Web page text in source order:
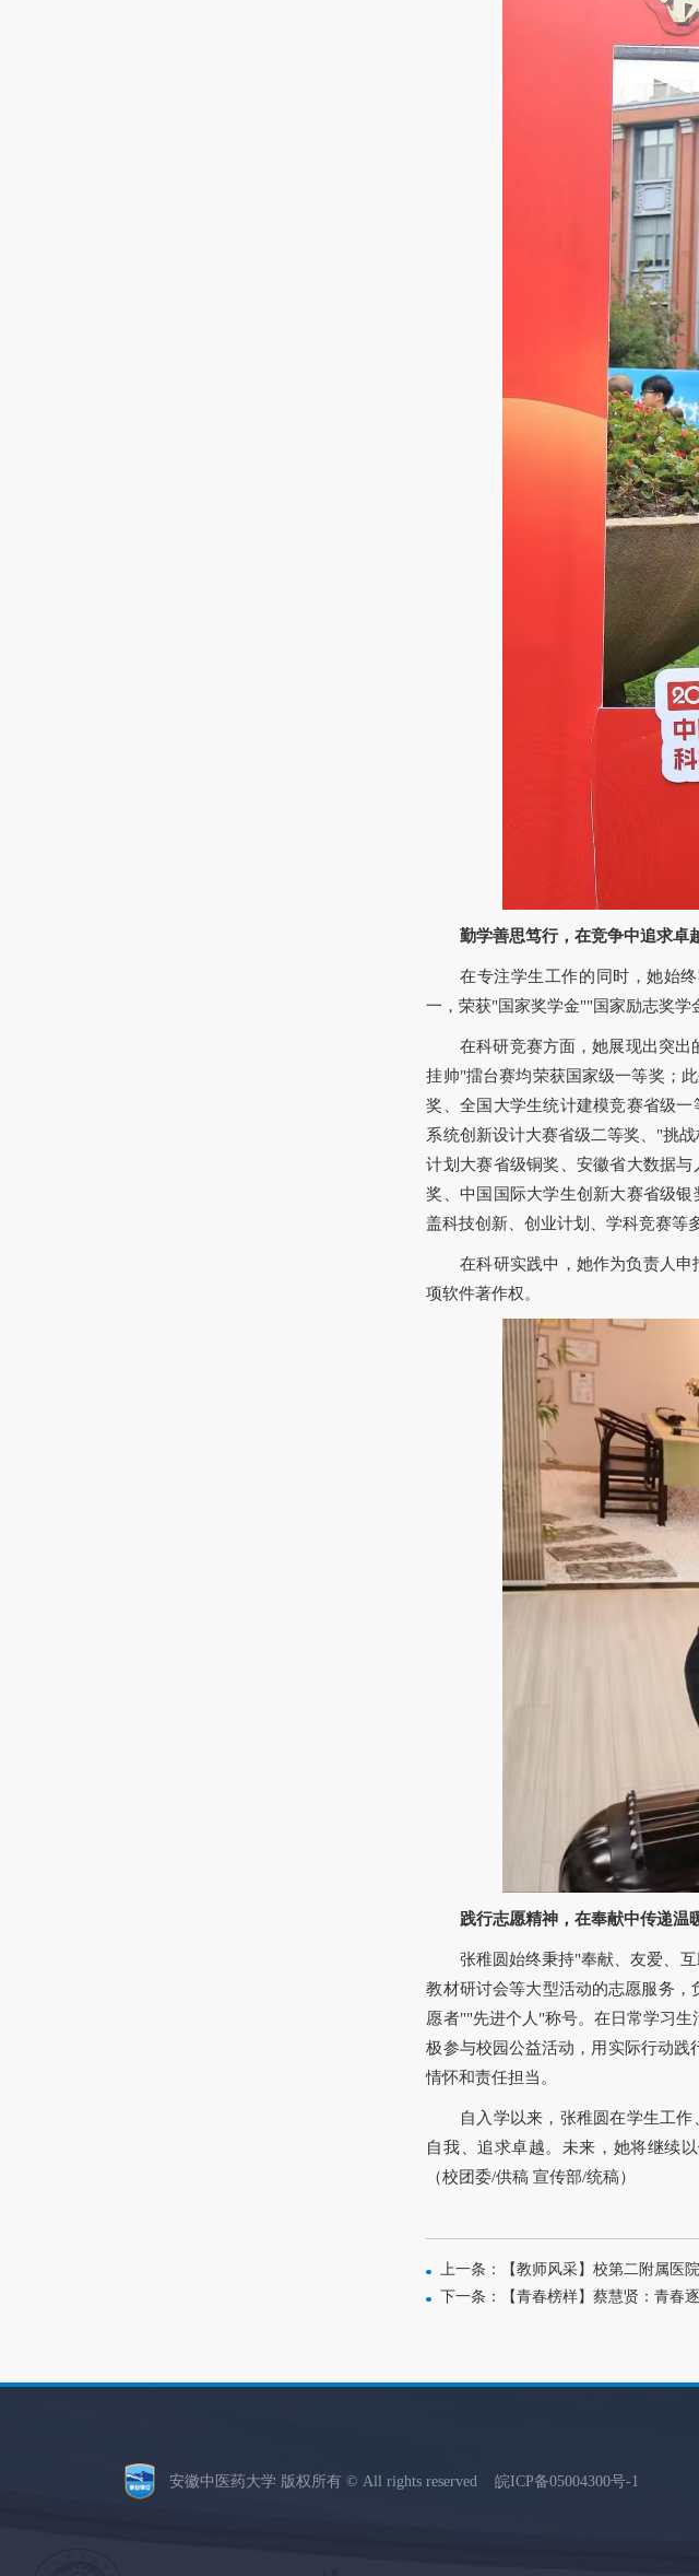
勤学善思笃行，在竞争中追求卓
在专注学生工作的同时，她始
一，荣获"国家奖学金""国家励志奖学
在科研竞赛方面，她展现出突
挂帅"擂台赛均荣获国家级一等奖；
奖、全国大学生统计建模竞赛省级
系统创新设计大赛省级二等奖、"挑
计划大赛省级铜奖、安徽省大数据
奖、中国国际大学生创新大赛省级
盖科技创新、创业计划、学科竞赛等
在科研实践中，她作为负责人
项软件著作权。
践行志愿精神，在奉献中传递温
张稚圆始终秉持"奉献、友爱、
教材研讨会等大型活动的志愿服务
愿者""先进个人"称号。在日常学习
极参与校园公益活动，用实际行动践
情怀和责任担当。
自入学以来，张稚圆在学生工
自我、追求卓越。未来，她将继续
（校团委/供稿 宣传部/统稿）
上一条：【教师风采】校第二附属医
下一条：【青春榜样】蔡慧贤：青春
安徽中医药大学 版权所有 © All rights reserved皖ICP备05004300号-1